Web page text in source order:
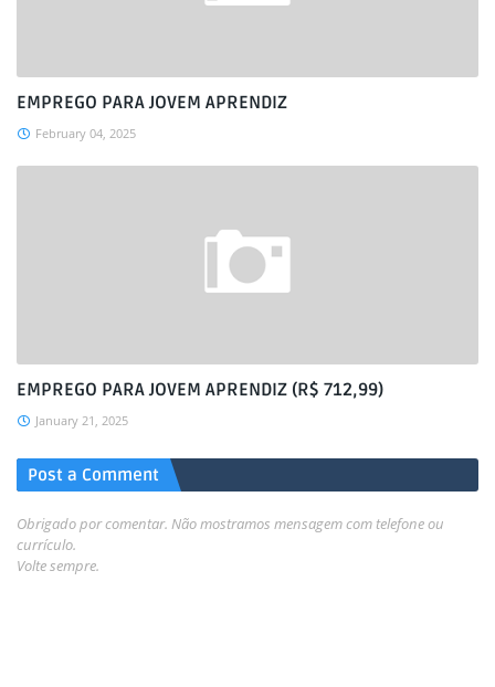
EMPREGO PARA JOVEM APRENDIZ
February 04, 2025
EMPREGO PARA JOVEM APRENDIZ (R$ 712,99)
January 21, 2025
Post a Comment
Obrigado por comentar. Não mostramos mensagem com telefone ou
currículo.
Volte sempre.